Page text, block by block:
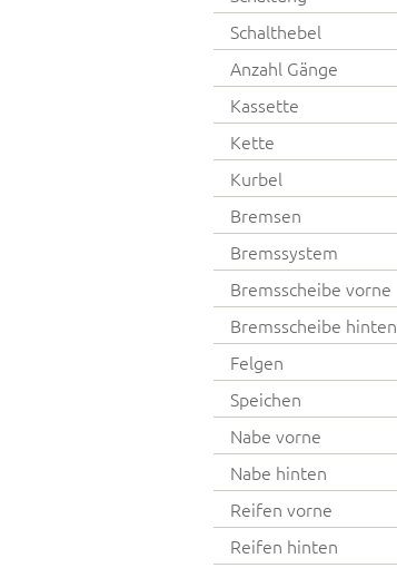
Schalthebel
Anzahl Gänge
Kassette
Kette
Kurbel
Bremsen
Bremssystem
Bremsscheibe vorne
Bremsscheibe hinten
Felgen
Speichen
Nabe vorne
Nabe hinten
Reifen vorne
Reifen hinten